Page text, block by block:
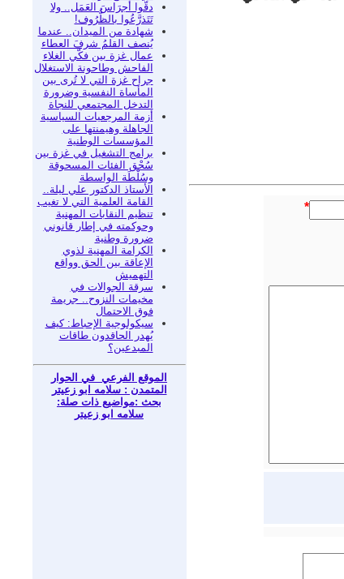
دقّوا أجرَاسَ العَمَل.. ولا
تَتَذرَّعُوا بالظُّرُوف!
شهادة من الميدان.. عندما
يُنصف القلمُ شرفَ العطاء
عمال غزة بين فكّي الغلاء
الفاحش وطاحونة الاستغلال
جراح غزة التي لا تُرى بين
المأساة النفسية وضرورة
التدخل المجتمعي للنجاة
أزمة المرجعيات السياسية
الجاهلة وهيمنتها على
المؤسسات الوطنية
برامج التشغيل في غزة بين
سُحْق الفئات المسحوقة
وسُلْطَة الواسطة
الأستاذ الدكتور علي ليلة..
القامة العلمية التي لا تغيب
تنظيم النقابات المهنية
وحوكمته في إطار قانوني
ضرورة وطنية
الكرامة المهنية لذوي
الإعاقة بين الحق وواقع
التهميش
سرقة الجوالات في
مخيمات النزوح.. جريمة
فوق الاحتمال
سيكولوجية الإحباط: كيف
يُهدر الحاقدون طاقات
المبدعين؟
الموقع الفرعي في الحوار
المتمدن : سلامه ابو زعيتر
بحث :مواضيع ذات صلة:
سلامه ابو زعيتر
*